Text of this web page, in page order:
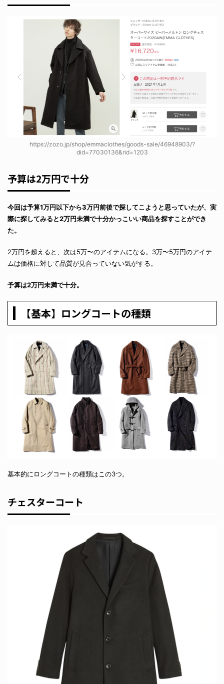
https://zozo.jp/shop/emmaclothes/goods-sale/46948903/?
did=77030136&rid=1203
予算は2万円で十分
今回は予算1万円以下から3万円前後で探してこようと思っていたが、実
際に探してみると2万円未満で十分かっこいい商品を探すことができ
た。
2万円を超えると、次は5万〜のアイテムになる。3万〜5万円のアイテ
ムは価格に対して品質が見合っていない気がする。
予算は2万円未満で十分。
【基本】ロングコートの種類
基本的にロングコートの種類はこの3つ。
チェスターコート